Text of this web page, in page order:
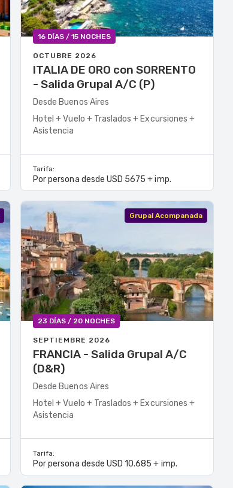
16 DÍAS / 15 NOCHES
OCTUBRE 2026
ITALIA DE ORO con SORRENTO
- Salida Grupal A/C (P)
Desde Buenos Aires
Hotel + Vuelo + Traslados + Excursiones +
Asistencia
Tarifa:
Por persona desde USD 5675 + imp.
Grupal Acompanada
23 DÍAS / 20 NOCHES
SEPTIEMBRE 2026
FRANCIA - Salida Grupal A/C
(D&R)
Desde Buenos Aires
Hotel + Vuelo + Traslados + Excursiones +
Asistencia
Tarifa:
Por persona desde USD 10.685 + imp.